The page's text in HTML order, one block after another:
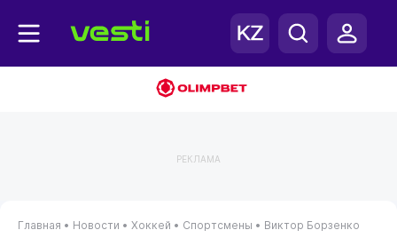
РЕКЛАМА
Главная • Новости • Хоккей • Спортсмены • Виктор Борзенко